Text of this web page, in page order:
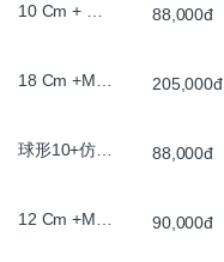
10 Cm + Đế Gỗ, Bằng, , Đèn Le 88,000đ
18 Cm +Màu Cổ, Bằng, , Đèn Le 205,000đ
球形10+仿古平底圈灯 88,000đ
12 Cm +Màu Cổ, Bằng, , Đèn Le 90,000đ